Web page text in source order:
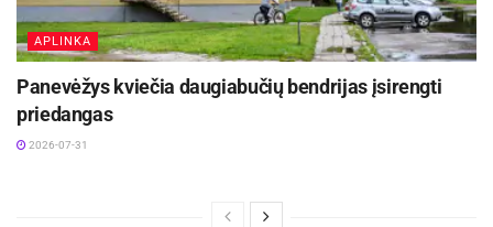
APLINKA
Panevėžys kviečia daugiabučių bendrijas įsirengti
priedangas
2026-07-31